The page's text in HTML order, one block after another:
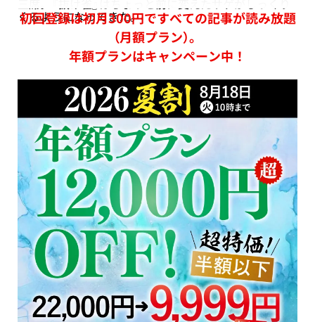
くるようになってきた。
初回登録は初月300円ですべての記事が読み放題
（月額プラン）。
年額プランはキャンペーン中！